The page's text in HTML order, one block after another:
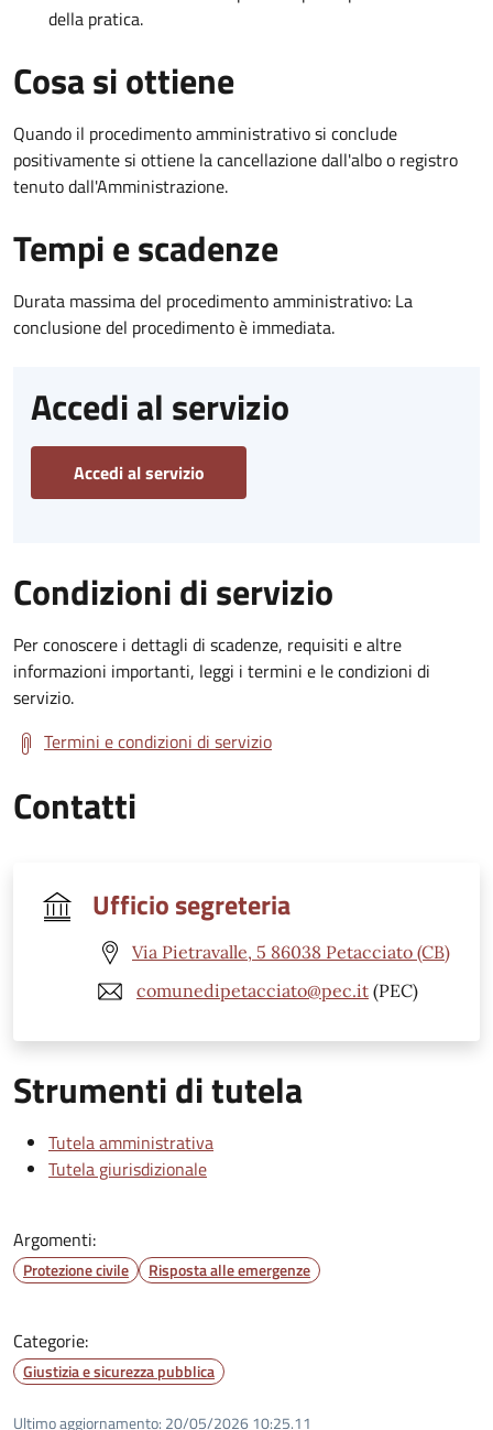
della pratica.
Cosa si ottiene
Quando il procedimento amministrativo si conclude
positivamente si ottiene la cancellazione dall'albo o registro
tenuto dall'Amministrazione.
Tempi e scadenze
Durata massima del procedimento amministrativo: La
conclusione del procedimento è immediata.
Accedi al servizio
Accedi al servizio
Condizioni di servizio
Per conoscere i dettagli di scadenze, requisiti e altre
informazioni importanti, leggi i termini e le condizioni di
servizio.
Termini e condizioni di servizio
Contatti
Ufficio segreteria
Via Pietravalle, 5 86038 Petacciato (CB)
comunedipetacciato@pec.it (PEC)
Strumenti di tutela
Tutela amministrativa
Tutela giurisdizionale
Argomenti:
Protezione civile Risposta alle emergenze
Categorie:
Giustizia e sicurezza pubblica
Ultimo aggiornamento: 20/05/2026 10:25.11